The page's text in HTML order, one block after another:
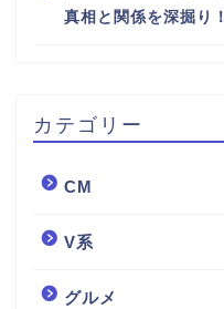
真相と関係を深掘り！
カテゴリー
CM
V系
グルメ